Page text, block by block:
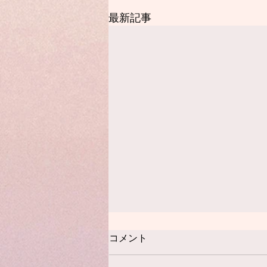
最新記事
【お願い】(固定記事)
いつもご感想くださる皆様、あり
コメント